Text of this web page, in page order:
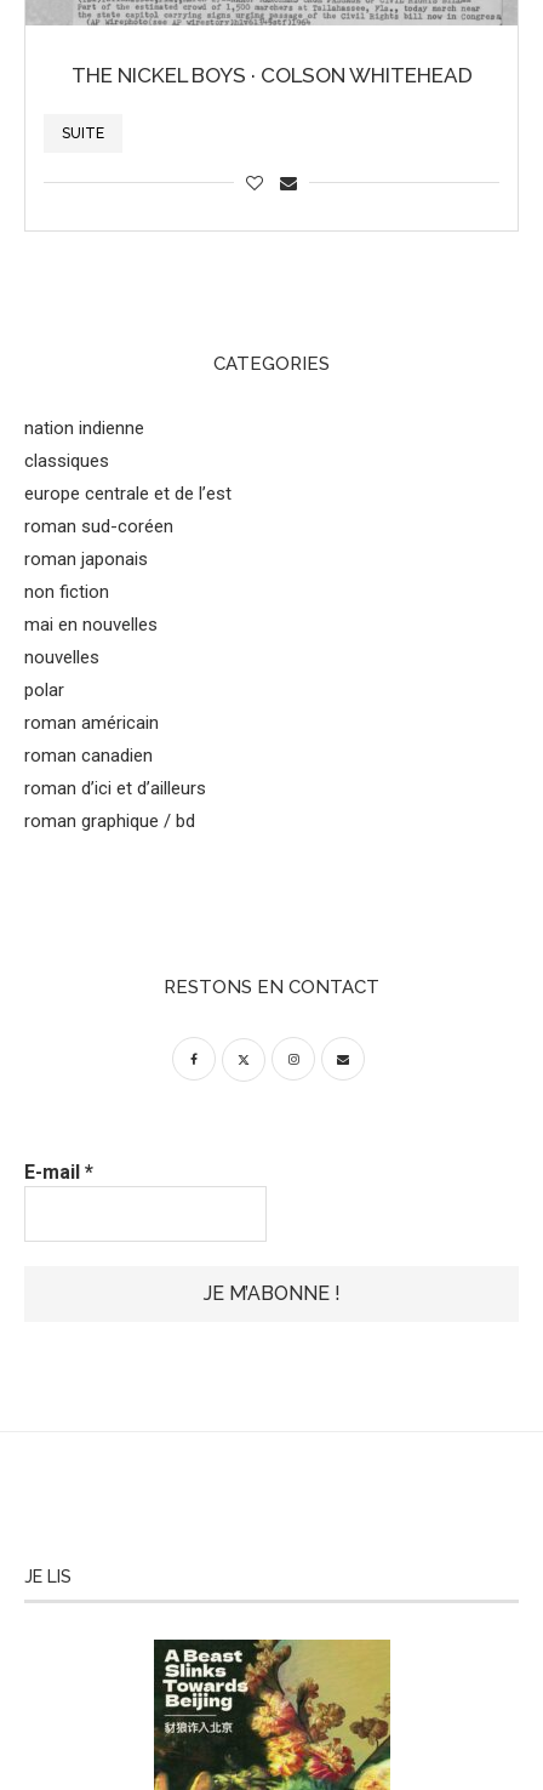
THE NICKEL BOYS · COLSON WHITEHEAD
SUITE
CATEGORIES
nation indienne
classiques
europe centrale et de l’est
roman sud-coréen
roman japonais
non fiction
mai en nouvelles
nouvelles
polar
roman américain
roman canadien
roman d’ici et d’ailleurs
roman graphique / bd
RESTONS EN CONTACT
E-mail *
JE LIS